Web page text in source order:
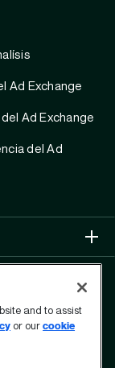
Ad Exchange
Ad Exchange
del Ad
and to assist
or ourcookie